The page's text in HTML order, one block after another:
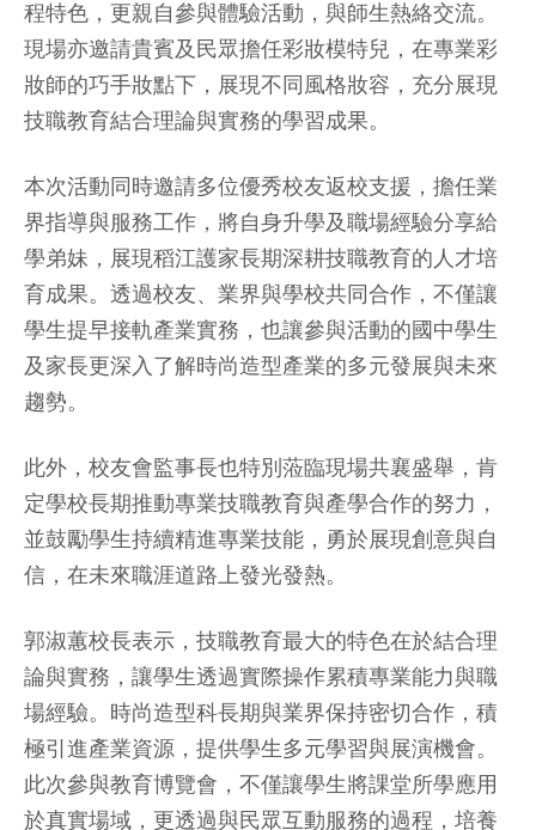
程特色，更親自參與體驗活動，與師生熱絡交流。
現場亦邀請貴賓及民眾擔任彩妝模特兒，在專業彩
妝師的巧手妝點下，展現不同風格妝容，充分展現
技職教育結合理論與實務的學習成果。
本次活動同時邀請多位優秀校友返校支援，擔任業
界指導與服務工作，將自身升學及職場經驗分享給
學弟妹，展現稻江護家長期深耕技職教育的人才培
育成果。透過校友、業界與學校共同合作，不僅讓
學生提早接軌產業實務，也讓參與活動的國中學生
及家長更深入了解時尚造型產業的多元發展與未來
趨勢。
此外，校友會監事長也特別蒞臨現場共襄盛舉，肯
定學校長期推動專業技職教育與產學合作的努力，
並鼓勵學生持續精進專業技能，勇於展現創意與自
信，在未來職涯道路上發光發熱。
郭淑蕙校長表示，技職教育最大的特色在於結合理
論與實務，讓學生透過實際操作累積專業能力與職
場經驗。時尚造型科長期與業界保持密切合作，積
極引進產業資源，提供學生多元學習與展演機會。
此次參與教育博覽會，不僅讓學生將課堂所學應用
於真實場域，更透過與民眾互動服務的過程，培養